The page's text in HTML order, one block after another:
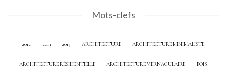
Mots-clefs
2012 2013 2015 ARCHITECTURE ARCHITECTURE MINIMALISTE
ARCHITECTURE RÉSIDENTIELLE ARCHITECTURE VERNACULAIRE BOIS